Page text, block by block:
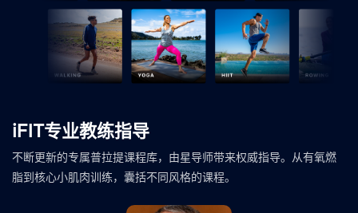
iFIT专业教练指导
不断更新的专属普拉提课程库，由星导师带来权威指导。从有氧燃
脂到核心小肌肉训练，囊括不同风格的课程。
军事情报领域
转行投身重组
训练器普拉提